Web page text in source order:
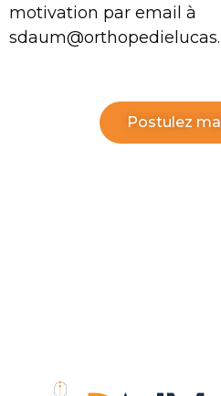
motivation par email à
Postulez